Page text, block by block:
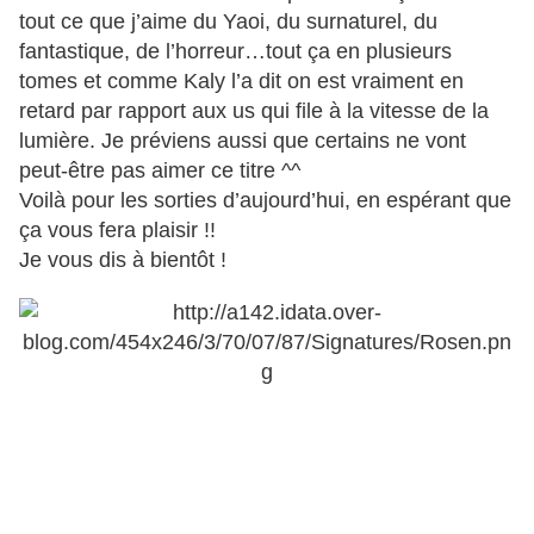
tout ce que j’aime du Yaoi, du surnaturel, du
fantastique, de l’horreur…tout ça en plusieurs
tomes et comme Kaly l’a dit on est vraiment en
retard par rapport aux us qui file à la vitesse de la
lumière. Je préviens aussi que certains ne vont
peut-être pas aimer ce titre ^^
Voilà pour les sorties d’aujourd’hui, en espérant que
ça vous fera plaisir !!
Je vous dis à bientôt !